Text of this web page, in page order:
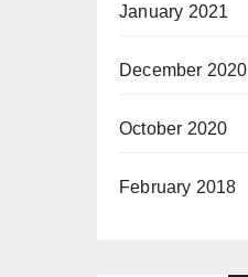
January 2021
December 2020
October 2020
February 2018